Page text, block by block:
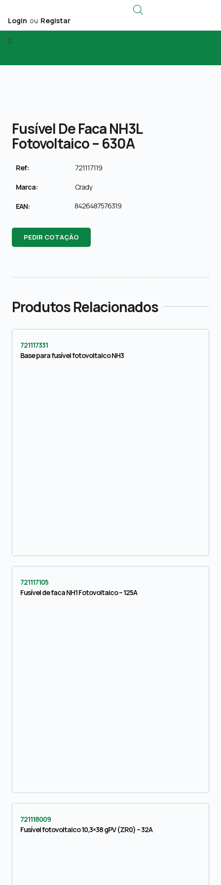
Login ou Registar
Fusível De Faca NH3L
Fotovoltaico – 630A
Ref: 721117119
Marca: Crady
EAN: 8426487576319
PEDIR COTAÇÃO
Produtos Relacionados
721117331
Base para fusível fotovoltaico NH3
721117105
Fusível de faca NH1 Fotovoltaico – 125A
721118009
Fusível fotovoltaico 10,3×38 gPV (ZR0) – 32A